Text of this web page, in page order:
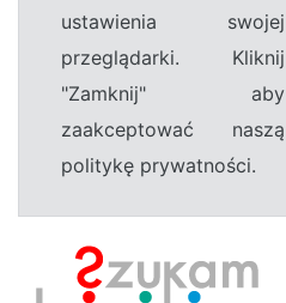
ustawienia swojej
przeglądarki. Kliknij
"Zamknij" aby
zaakceptować naszą
politykę prywatności.